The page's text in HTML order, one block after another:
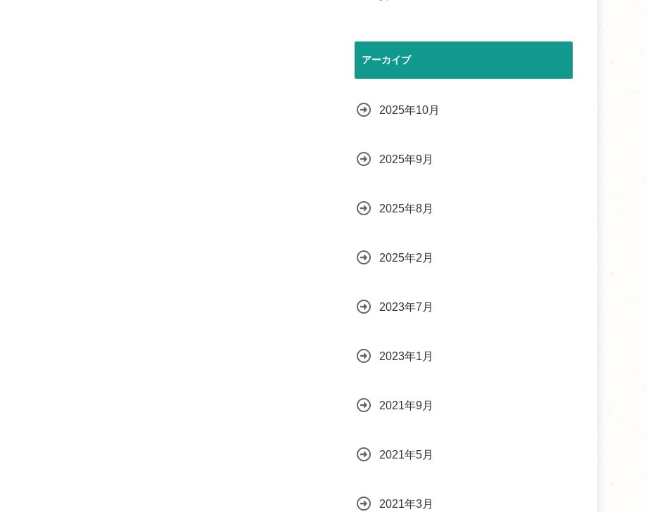
アーカイブ
2025年10月
2025年9月
2025年8月
2025年2月
2023年7月
2023年1月
2021年9月
2021年5月
2021年3月